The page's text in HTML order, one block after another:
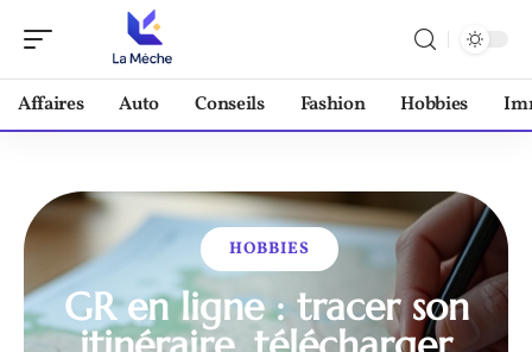
Affaires Auto Conseils Fashion Hobbies
HOBBIES
GR en ligne : tracer son